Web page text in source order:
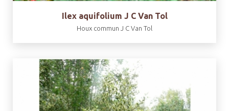
Ilex aquifolium J C Van Tol
Houx commun J C Van Tol